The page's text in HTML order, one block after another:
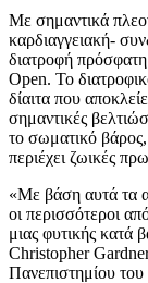
Με σημαντικά
καρδιαγγειακή-
διατροφή
Open. Το
δίαιτα που
σημαντικές
το σωματικό
περιέχει ζωικές
«Με βάση αυτά τα
οι περισσότεροι
μιας φυτικής κατά
Christopher
Πανεπιστημίου